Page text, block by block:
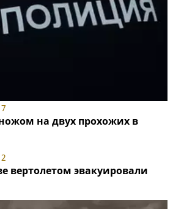
на двух прохожих в
вертолетом эвакуировали